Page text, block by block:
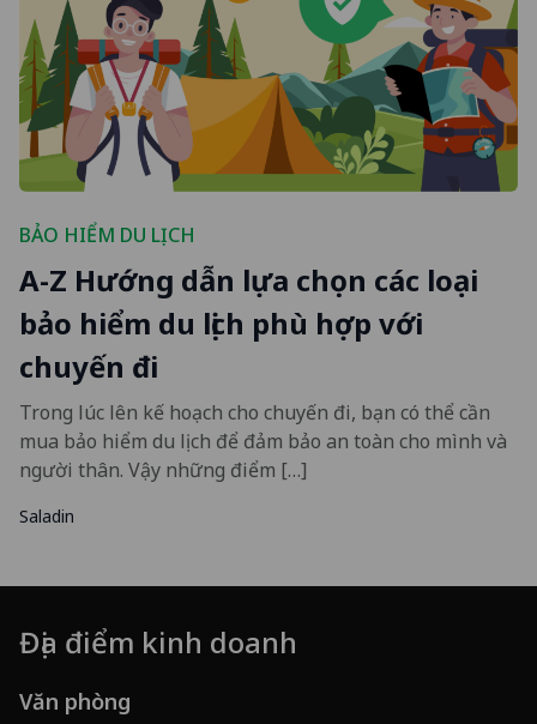
BẢO HIỂM DU LỊCH
A-Z Hướng dẫn lựa chọn các loại
bảo hiểm du lịch phù hợp với
chuyến đi
Trong lúc lên kế hoạch cho chuyến đi, bạn có thể cần
mua bảo hiểm du lịch để đảm bảo an toàn cho mình và
người thân. Vậy những điểm […]
Saladin
Địa điểm kinh doanh
Văn phòng